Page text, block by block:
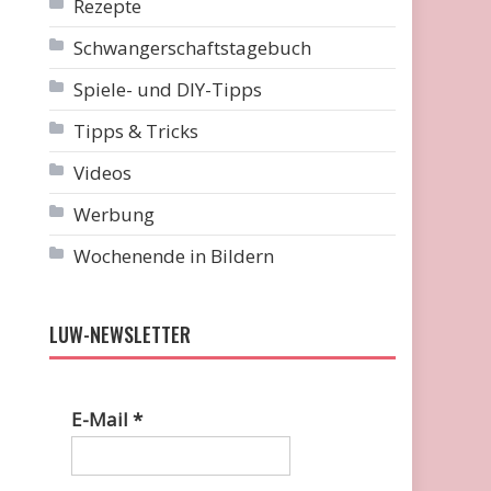
Rezepte
Schwangerschaftstagebuch
Spiele- und DIY-Tipps
Tipps & Tricks
Videos
Werbung
Wochenende in Bildern
LUW-NEWSLETTER
E-Mail*